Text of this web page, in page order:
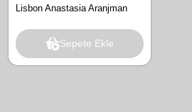
Lisbon Anastasia Aranjman
Sepete Ekle